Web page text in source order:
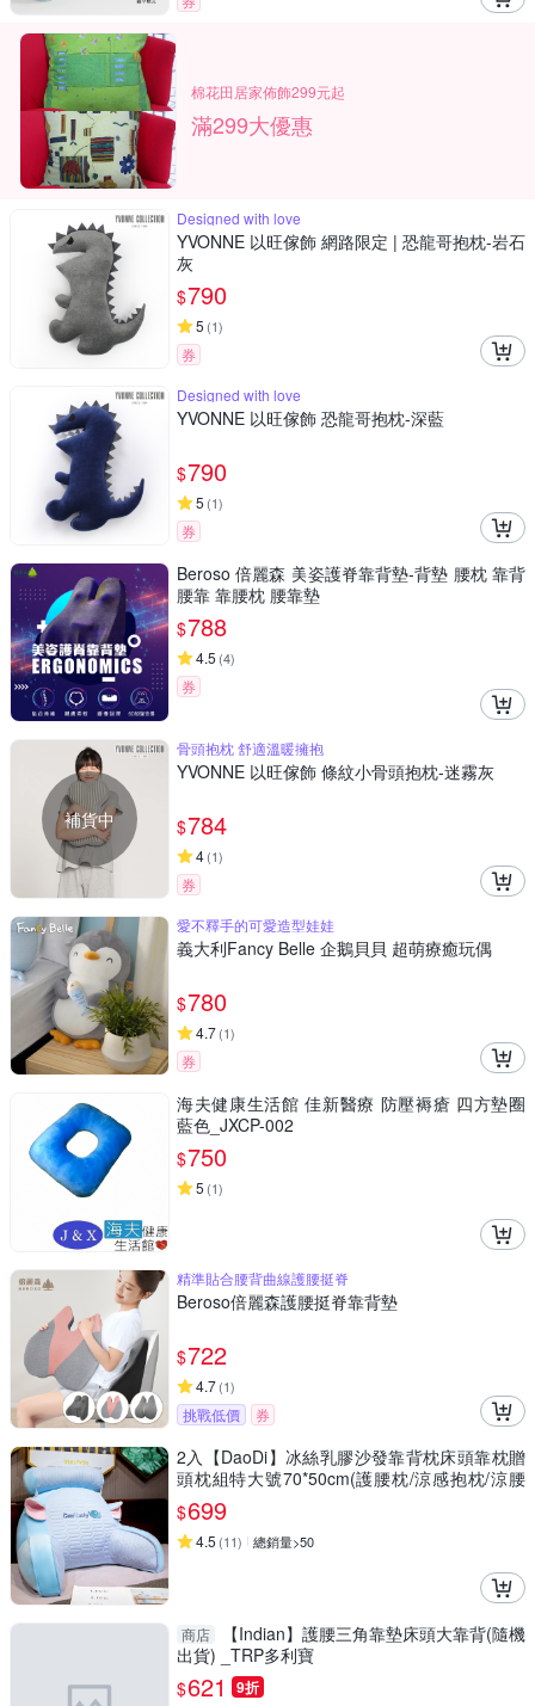
棉花田居家佈飾299元起
滿299大優惠
Designed with love
YVONNE 以旺傢飾 網路限定 | 恐龍哥抱枕-岩石
灰
$790
5 (1)
券
Designed with love
YVONNE 以旺傢飾 恐龍哥抱枕-深藍
$790
5 (1)
券
Beroso 倍麗森 美姿護脊靠背墊-背墊 腰枕 靠背
腰靠 靠腰枕 腰靠墊
$788
4.5 (4)
券
補貨中
骨頭抱枕 舒適溫暖擁抱
YVONNE 以旺傢飾 條紋小骨頭抱枕-迷霧灰
$784
4(1)
券
愛不釋手的可愛造型娃娃
義大利Fancy Belle 企鵝貝貝 超萌療癒玩偶
$780
4.7(1)
券
海夫健康生活館 佳新醫療 防壓褥瘡 四方墊圈
藍色_JXCP-002
$750
5 (1)
精準貼合腰背曲線護腰挺脊
Beroso倍麗森護腰挺脊靠背墊
$722
4.7(1)
挑戰低價 券
2入【DaoDi】冰絲乳膠沙發靠背枕床頭靠枕贈
頭枕組特大號70*50cm(護腰枕/涼感抱枕/涼腰
靠枕/涼沙發靠背枕)
$699
4.5 (11) 總銷量>50
商店
【Indian】護腰三角靠墊床頭大靠背(隨機
出貨) _TRP多利寶
$621 9折